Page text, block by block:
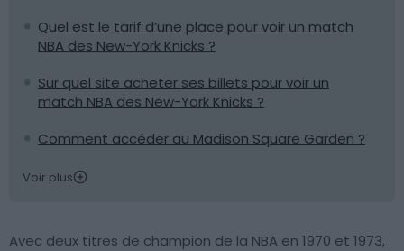
Quel est le tarif d’une place pour voir un match
NBA des New-York Knicks ?
Sur quel site acheter ses billets pour voir un
match NBA des New-York Knicks ?
Comment accéder au Madison Square Garden ?
Voir plus
Avec deux titres de champion de la NBA en 1970 et 1973,